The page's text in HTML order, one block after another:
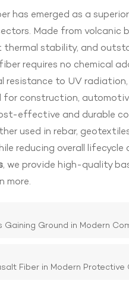
has emerged as a
Made from
thermal stability, and
requires no chemical
resistance to UV
construction,
effective and durable
used in rebar,
reducing overall lifecycle
, we provide high-quality
more.
Gaining Ground in Modern
Fiber in Modern Protective